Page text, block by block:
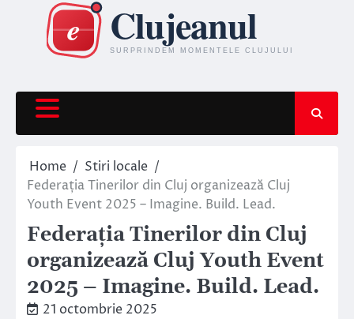
content
Home
Stiri locale
Federația Tinerilor din Cluj organizează Cluj
Youth Event 2025 – Imagine. Build. Lead.
Federația Tinerilor din Cluj
organizează Cluj Youth Event
2025 – Imagine. Build. Lead.
21 octombrie 2025